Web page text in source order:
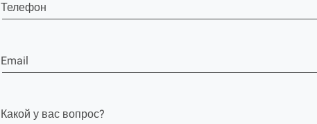
Телефон
Email
Какой у вас вопрос?